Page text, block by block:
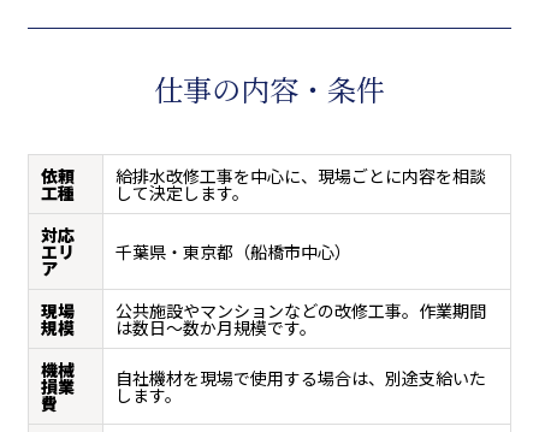
仕事の内容・条件
依頼
工種
給排水改修工事を中心に、現場ごとに内容を相談
して決定します。
対応
エリ
ア
千葉県・東京都（船橋市中心）
現場
規模
公共施設やマンションなどの改修工事。作業期間
は数日〜数か月規模です。
機械
損業
費
自社機材を現場で使用する場合は、別途支給いた
します。